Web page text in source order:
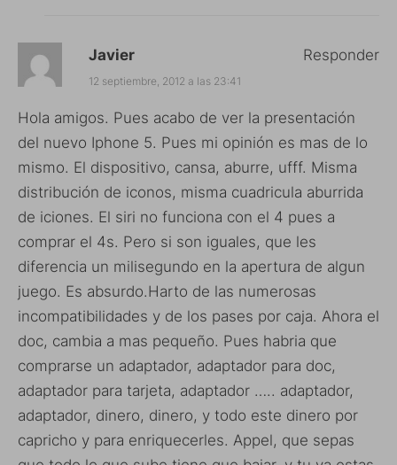
Javier
12 septiembre, 2012 a las 23:41
Hola amigos. Pues acabo de ver la presentación
del nuevo Iphone 5. Pues mi opinión es mas de lo
mismo. El dispositivo, cansa, aburre, ufff. Misma
distribución de iconos, misma cuadricula aburrida
de iciones. El siri no funciona con el 4 pues a
comprar el 4s. Pero si son iguales, que les
diferencia un milisegundo en la apertura de algun
juego. Es absurdo.Harto de las numerosas
incompatibilidades y de los pases por caja. Ahora el
doc, cambia a mas pequeño. Pues habria que
comprarse un adaptador, adaptador para doc,
adaptador para tarjeta, adaptador ….. adaptador,
adaptador, dinero, dinero, y todo este dinero por
capricho y para enriquecerles. Appel, que sepas
Responder